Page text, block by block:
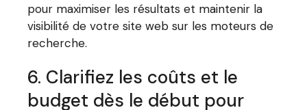
pour maximiser les résultats et maintenir la
visibilité de votre site web sur les moteurs de
recherche.
6. Clarifiez les coûts et le
budget dès le début pour